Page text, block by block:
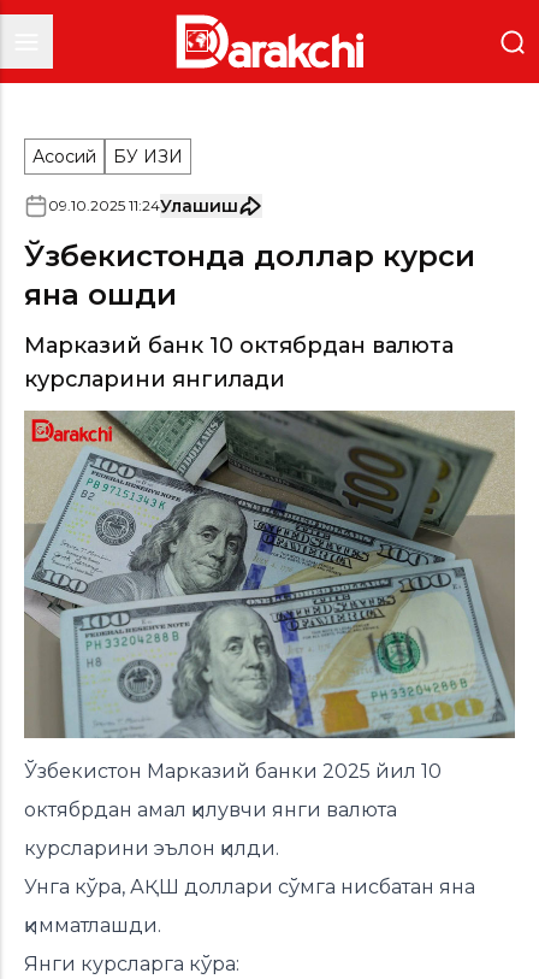
Асосий БУ ҚИЗИҚ
09.10.2025 11:24Улашиш
Ўзбекистонда доллар курси
яна ошди
Марказий банк 10 октябрдан валюта
курсларини янгилади
Ўзбекистон Марказий банки 2025 йил 10
октябрдан амал қилувчи янги валюта
курсларини эълон қилди.
Унга кўра, АҚШ доллари сўмга нисбатан яна
қимматлашди.
Янги курсларга кўра: